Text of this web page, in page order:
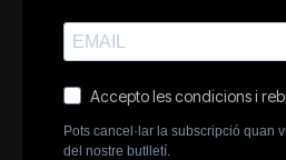
Accepto les condicions i
Pots cancel·lar la subscripció quan
del nostre butlletí.